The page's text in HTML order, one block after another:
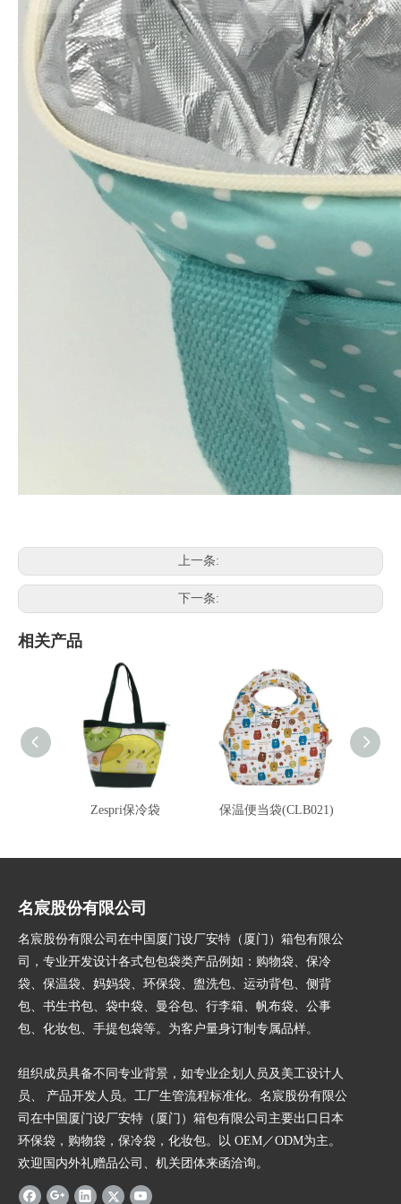
上一条:
下一条:
相关产品
Zespri保冷袋 保温便当袋(CLB021)
名宸股份有限公司
名宸股份有限公司在中国厦门设厂安特（厦门）箱包有限公
司，专业开发设计各式包包袋类产品例如：购物袋、保冷
袋、保温袋、妈妈袋、环保袋、盥洗包、运动背包、侧背
包、书生书包、袋中袋、曼谷包、行李箱、帆布袋、公事
包、化妆包、手提包袋等。为客户量身订制专属品样。
组织成员具备不同专业背景，如专业企划人员及美工设计人
员、 产品开发人员。工厂生管流程标准化。名宸股份有限公
司在中国厦门设厂安特（厦门）箱包有限公司主要出口日本
环保袋，购物袋，保冷袋，化妆包。以 OEM／ODM为主。
欢迎国内外礼赠品公司、机关团体来函洽询。